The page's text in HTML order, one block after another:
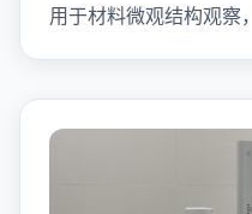
用于材料微观结构观察